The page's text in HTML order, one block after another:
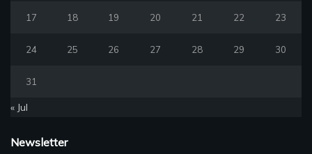
17 18 19 20 21 22 23
24 25 26 27 28 29 30
31
« Jul
Newsletter